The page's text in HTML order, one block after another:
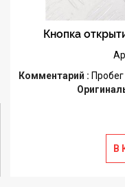
Кнопка
Комментарий :
В